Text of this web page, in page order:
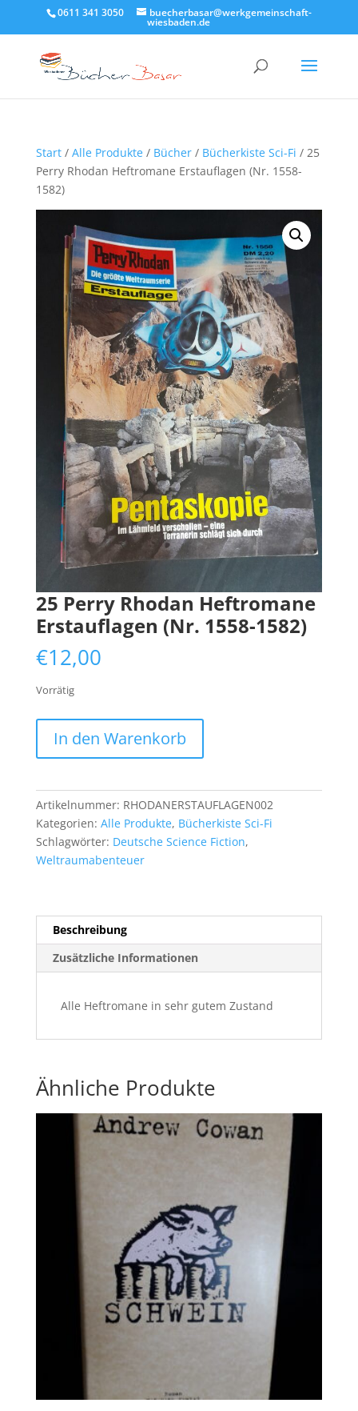
0611 341 3050 buecherbasar@werkgemeinschaft-
wiesbaden.de
Start/ Alle Produkte/ Bücher/ Bücherkiste Sci-Fi / 25
Perry Rhodan Heftromane Erstauflagen (Nr. 1558-
1582)
25 Perry Rhodan Heftromane
Erstauflagen (Nr. 1558-1582)
€12,00
Vorrätig
Perry
Rhodan
Erstauflagen
(Nr.
1558-
1582)
In den Warenkorb
Artikelnummer: RHODANERSTAUFLAGEN002
Kategorien: Alle Produkte, Bücherkiste Sci-Fi
Schlagwörter: Deutsche Science Fiction,
Weltraumabenteuer
Beschreibung
Zusätzliche Informationen
Alle Heftromane in sehr gutem Zustand
Ähnliche Produkte